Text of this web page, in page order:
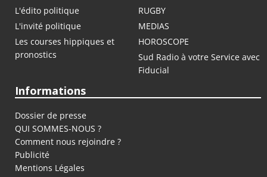
L'édito politique
RUGBY
L'invité politique
MEDIAS
Les courses hippiques et
pronostics
HOROSCOPE
Sud Radio à votre Service avec
Fiducial
Informations
Dossier de presse
QUI SOMMES-NOUS ?
Comment nous rejoindre ?
Publicité
Mentions Légales